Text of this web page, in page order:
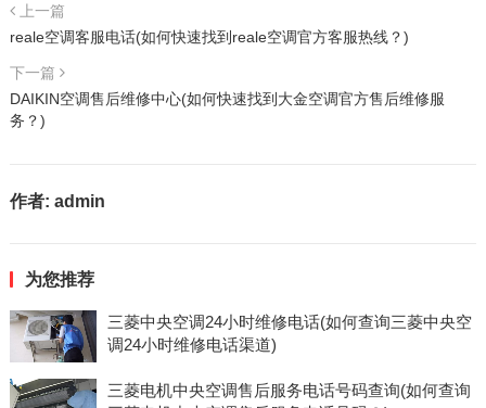
上一篇
reale空调客服电话(如何快速找到reale空调官方客服热线？)
下一篇
DAIKIN空调售后维修中心(如何快速找到大金空调官方售后维修服
务？)
作者: admin
为您推荐
三菱中央空调24小时维修电话(如何查询三菱中央空
调24小时维修电话渠道)
三菱电机中央空调售后服务电话号码查询(如何查询